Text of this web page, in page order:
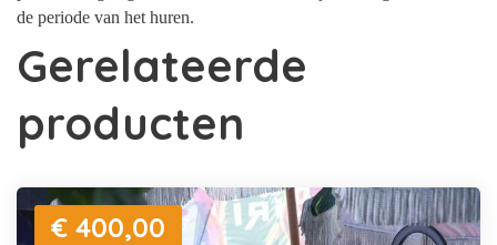
de periode van het huren.
Gerelateerde
producten
€ 400,00